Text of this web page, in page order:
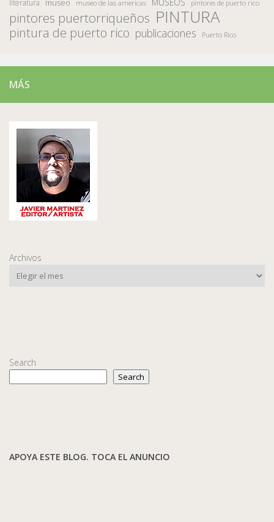
literatura museo de las americas pintores de puerto rico
pintores puertorriqueños PINTURA
pintura de puerto rico publicaciones Puerto Rico
MÁS
Archivos
Search
Search
APOYA ESTE BLOG. TOCA EL ANUNCIO